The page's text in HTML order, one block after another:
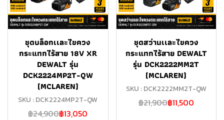
ชุดบล็อกเเละไขควง
กระแทกไร้สาย 18V XR
DEWALT รุ่น
DCK2224MP2T-QW
(MCLAREN)
SKU : DCK2224MP2T-QW
฿24,900฿13,050
ชุดสว่านเเละไขควง
กระแทกไร้สาย DEWALT
รุ่น DCK2222MM2T
(MCLAREN)
SKU : DCK2222MM2T-QW
฿21,900฿11,500